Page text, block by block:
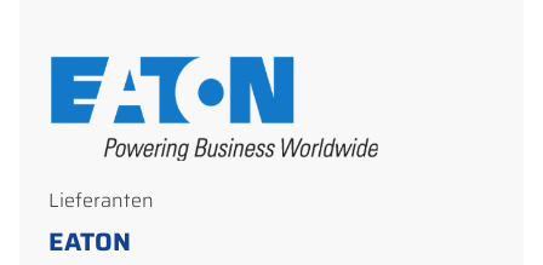
Lieferanten
EATON